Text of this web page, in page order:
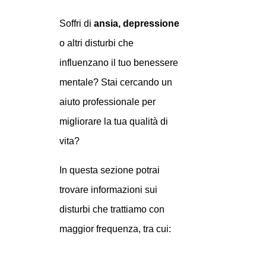
Soffri di ansia, depressione
o altri disturbi che
influenzano il tuo benessere
mentale? Stai cercando un
aiuto professionale per
migliorare la tua qualità di
vita?
In questa sezione potrai
trovare informazioni sui
disturbi che trattiamo con
maggior frequenza, tra cui: